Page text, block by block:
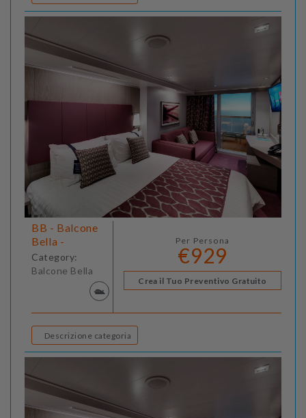
BB - Balcone
Bella -
Category:
Balcone Bella
Per Persona
€929
Crea il Tuo Preventivo Gratuito
Descrizione categoria